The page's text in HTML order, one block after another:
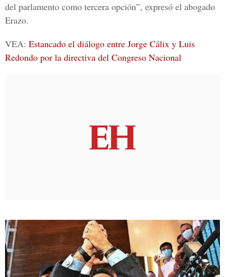
del parlamento como tercera opción”, expresó el abogado
Erazo.
VEA: Estancado el diálogo entre Jorge Cálix y Luis
Redondo por la directiva del Congreso Nacional